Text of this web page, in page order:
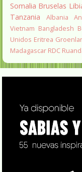
Somalia Bruselas
Tanzania
Albania
Vietnam Bangladesh
Unidos Eritrea
Madagascar RDC